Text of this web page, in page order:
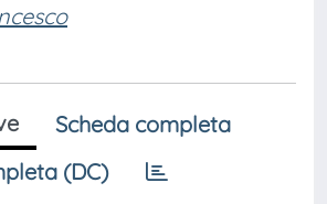
Scheda completa
(DC)